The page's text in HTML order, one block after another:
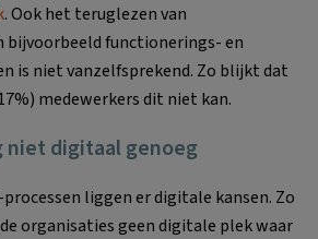
. Ook het teruglezen van
bijvoorbeeld functionerings- en
is niet vanzelfsprekend. Zo blijkt dat
medewerkers dit niet kan.
niet digitaal genoeg
liggen er digitale kansen. Zo
organisaties geen digitale plek waar